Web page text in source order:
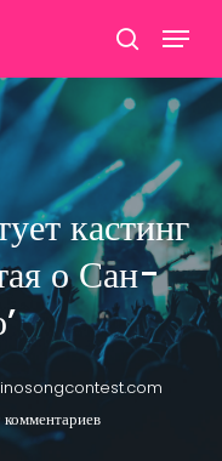
поиск
Меню
кастинг
о Сан-
меню